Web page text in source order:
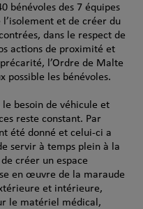
bénévoles des 7 équipes
et de créer du
dans le respect de
actions de proximité et
l’Ordre de Malte
possible les bénévoles.
besoin de véhicule et
reste constant. Par
été donné et celui-ci a
servir à temps plein à la
de créer un espace
en œuvre de la maraude
et intérieure,
le matériel médical,